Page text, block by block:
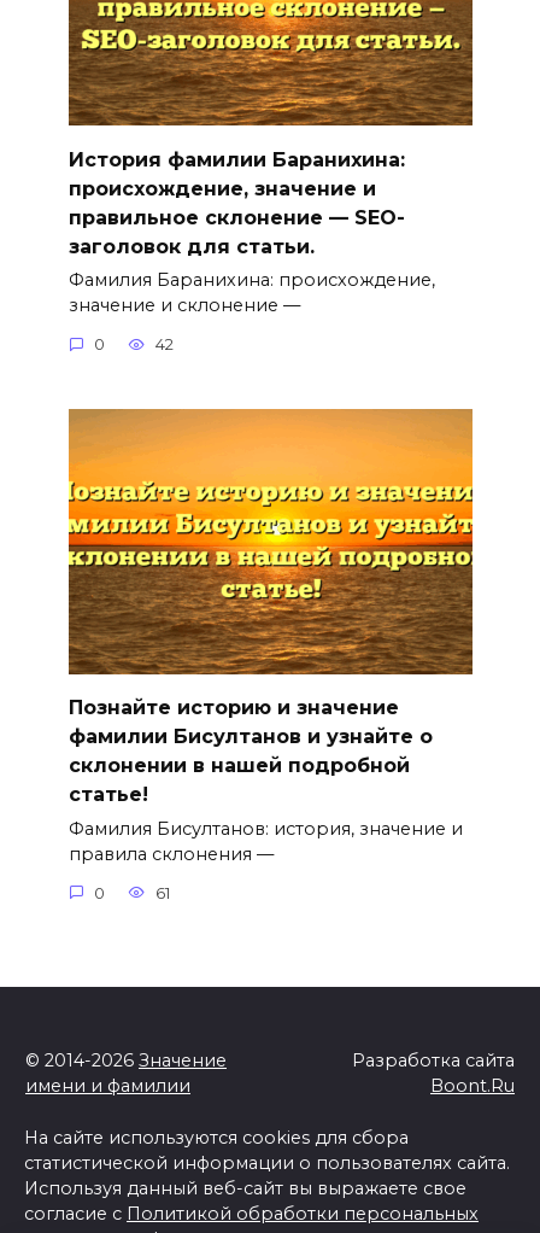
История фамилии Баранихина:
происхождение, значение и
правильное склонение — SEO-
заголовок для статьи.
Фамилия Баранихина: происхождение,
значение и склонение —
0 42
Познайте историю и значение
фамилии Бисултанов и узнайте о
склонении в нашей подробной
статье!
Фамилия Бисултанов: история, значение и
правила склонения —
0 61
© 2014-2026 Значение
имени и фамилии
Разработка сайта
Boont.Ru
На сайте используются cookies для сбора
статистической информации о пользователях сайта.
Используя данный веб-сайт вы выражаете свое
согласие с Политикой обработки персональных